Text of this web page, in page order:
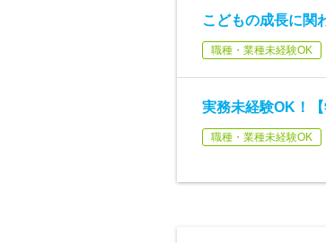
こどもの成長に関
職種・業種未経験OK
実務未経験OK！
職種・業種未経験OK